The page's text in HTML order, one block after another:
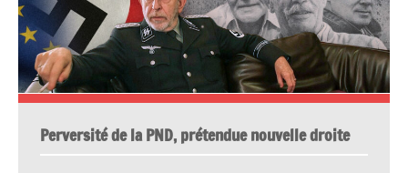
Perversité de la PND, prétendue nouvelle droite